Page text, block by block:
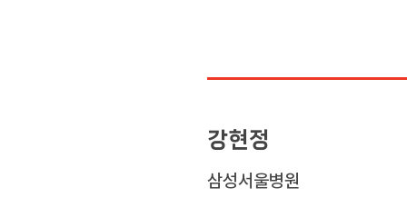
강현정
삼성서울병원